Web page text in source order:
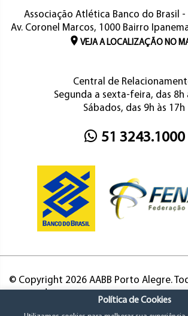
Associação Atlética Banco do Brasil
Av. Coronel Marcos, 1000 Bairro
VEJA A LOCALIZAÇÃO NO
Central de
Segunda a sexta-feira, das 8h
Sábados, das 9h às 17h
51 3243.1000
© Copyright 2026 AABB Porto Alegre.
Política de Cookies